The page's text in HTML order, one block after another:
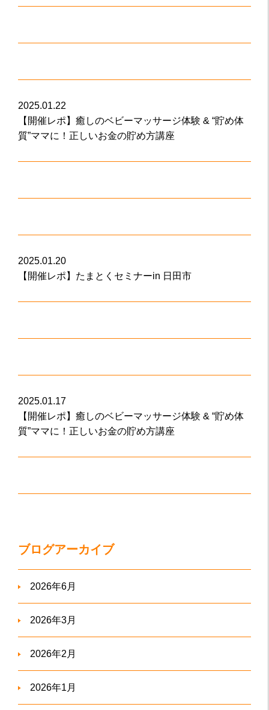
2025.01.22
【開催レポ】癒しのベビーマッサージ体験 & “貯め体
質”ママに！正しいお金の貯め方講座
2025.01.20
【開催レポ】たまとくセミナーin 日田市
2025.01.17
【開催レポ】癒しのベビーマッサージ体験 & “貯め体
質”ママに！正しいお金の貯め方講座
ブログアーカイブ
2026年6月
2026年3月
2026年2月
2026年1月